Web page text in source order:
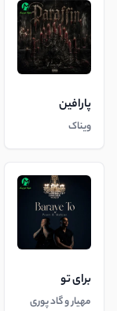
پارافین
ویناک
برای تو
مهیار و گاد پوری